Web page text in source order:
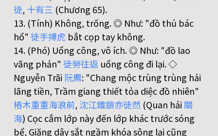
徒, 十有三 (Chương 65).
13. (Tính) Không, trống. ◎ Như: "đồ thủ bác
hổ" 徒手搏虎 bắt cọp tay không.
14. (Phó) Uổng công, vô ích. ◎ Như: "đồ lao
vãng phản" 徒勞往返 uổng công đi lại. ◇
Nguyễn Trãi 阮廌: "Chang mộc trùng trùng hải
lãng tiền, Trầm giang thiết tỏa diệc đồ nhiên"
樁木重重海浪前, 沈江鐵鎖亦徒然 (Quan hải 關
海) Cọc cắm lớp này đến lớp khác trước sóng
bể, Giăng dây sắt ngầm khóa sông lại cũng